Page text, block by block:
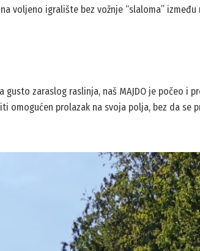
voljeno igralište bez vožnje “slaloma” između
gusto zaraslog raslinja, naš MAJDO je počeo i
omogućen prolazak na svoja polja, bez da se